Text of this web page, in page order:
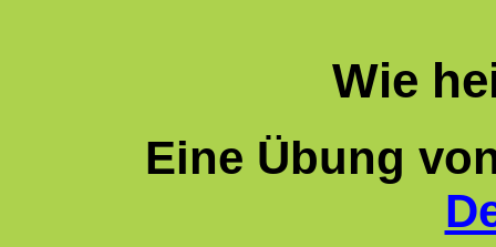
Wie
Eine Übung